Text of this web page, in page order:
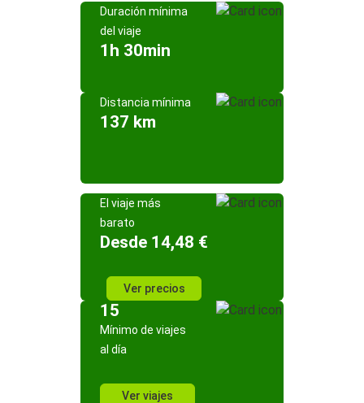
Duración mínima
del viaje
1h 30min
Distancia mínima
137 km
El viaje más
barato
Desde 14,48 €
Ver precios
15
Mínimo de viajes
al día
Ver viajes